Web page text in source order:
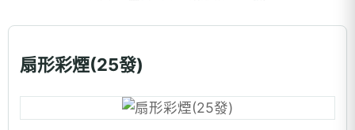
扇形彩煙(25發)